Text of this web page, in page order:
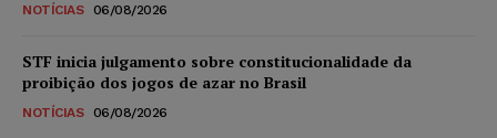
NOTÍCIAS 06/08/2026
STF inicia julgamento sobre constitucionalidade da
proibição dos jogos de azar no Brasil
NOTÍCIAS 06/08/2026